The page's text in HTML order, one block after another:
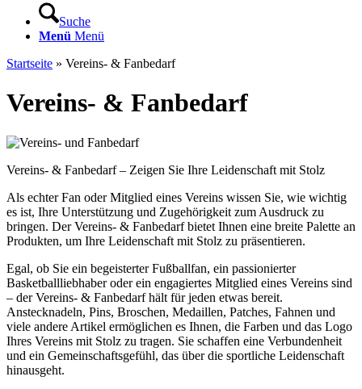
Suche
Menü Menü
Startseite » Vereins- & Fanbedarf
Vereins- & Fanbedarf
Vereins- & Fanbedarf – Zeigen Sie Ihre Leidenschaft mit Stolz
Als echter Fan oder Mitglied eines Vereins wissen Sie, wie wichtig
es ist, Ihre Unterstützung und Zugehörigkeit zum Ausdruck zu
bringen. Der Vereins- & Fanbedarf bietet Ihnen eine breite Palette an
Produkten, um Ihre Leidenschaft mit Stolz zu präsentieren.
Egal, ob Sie ein begeisterter Fußballfan, ein passionierter
Basketballliebhaber oder ein engagiertes Mitglied eines Vereins sind
– der Vereins- & Fanbedarf hält für jeden etwas bereit.
Anstecknadeln, Pins, Broschen, Medaillen, Patches, Fahnen und
viele andere Artikel ermöglichen es Ihnen, die Farben und das Logo
Ihres Vereins mit Stolz zu tragen. Sie schaffen eine Verbundenheit
und ein Gemeinschaftsgefühl, das über die sportliche Leidenschaft
hinausgeht.